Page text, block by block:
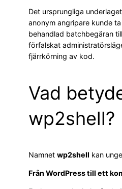
Det ursprungliga
anonym angripare kunde
behandlad batchbegäran
förfalskat
fjärrkörning av kod.
Vad
wp2shell?
Namnet wp2shell kan
Från WordPress till ett